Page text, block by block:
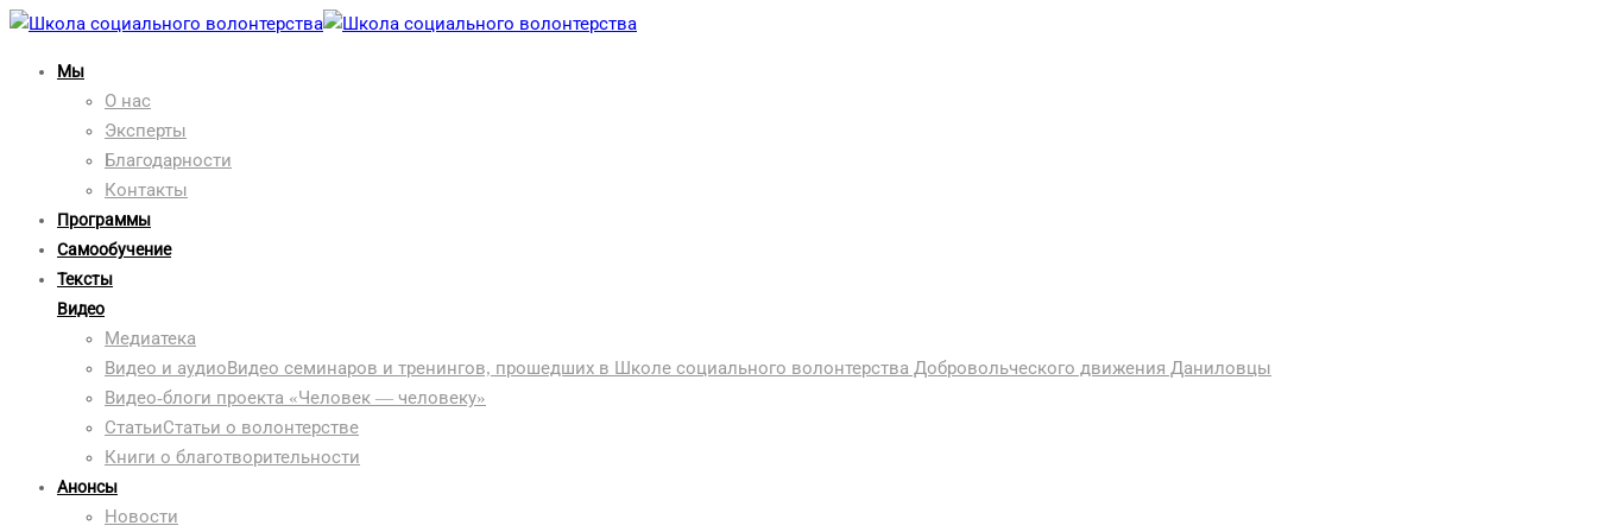
Мы
О нас
Эксперты
Благодарности
Контакты
Программы
Самообучение
Тексты
Видео
Медиатека
Видео и аудиоВидео семинаров и тренингов, прошедших в Школе социального волонтерства Добровольческого движения Даниловцы
Видео-блоги проекта «Человек — человеку»
СтатьиСтатьи о волонтерстве
Книги о благотворительности
Анонсы
Новости